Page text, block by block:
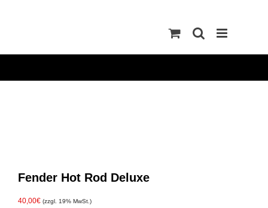
Fender Hot Rod Deluxe
40,00€ (zzgl. 19% MwSt.)